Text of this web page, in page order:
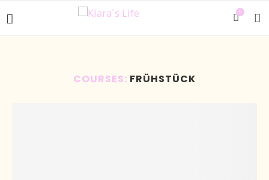
0
COURSES: FRÜHSTÜCK